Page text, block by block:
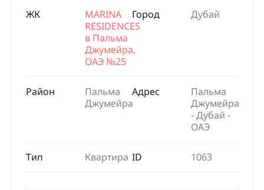
ЖК
MARINA
RESIDENCES
в Пальма
Джумейра,
ОАЭ №25
Город Дубай
Район
Пальма
Джумейра
Адрес
Пальма
Джумейра
- Дубай -
ОАЭ
Тип Квартира ID 1063